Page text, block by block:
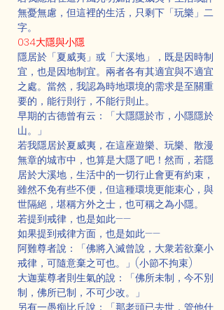
無憂無慮，但這裡的生活，只剩下「玩樂」二
字。
034大隱與小隱
隱居於「夏威夷」或「大溪地」，既是因時制
宜，也是因地制宜。兩者各有其適宜與不適宜
之處。當然，我認為時地環境的需求是至關重
要的，能行則行，不能行則止。
早期的古德曾有云：「大隱隱於市，小隱隱於
山。」
若我隱居於夏威夷，在這座遊樂、玩樂、散漫
無章的城市中，也算是大隱了吧！然而，若隱
居於大溪地，生活中的一切行止會更有約束，
雖然不免有些不便，但這種環境更能束心，與
世隔絕，堪稱方外之士，也可稱之為小隱。
若提到戒律，也是如此——
如果提到戒律方面，也是如此——
阿難尊者說：「佛將入滅曾說，大衆若欲棄小
戒律，可隨意棄之可也。」(小節不拘束)
大迦葉尊者則生氣的說：「佛所未制，今不別
制，佛所已制，不可少改。」
另有一愚痴比丘說：「那老頭已去世，管他什